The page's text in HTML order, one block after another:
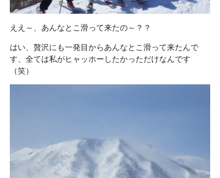
ええ～、あんなとこ滑って来たの～？？
はい、贅沢にも一発目からあんなとこ滑って来たんで
す、全ては私がヒャッホーしたかっただけなんです
（笑）